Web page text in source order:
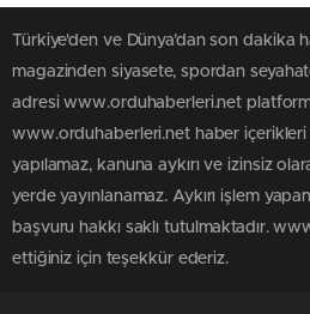
Türkiye'den ve Dünya’dan son dakika
magazinden siyasete, spordan
adresi www.orduhaberleri.net
www.orduhaberleri.net haber içerikleri
yapılamaz, kanuna aykırı ve izinsiz
yerde yayınlanamaz. Aykırı işlem
başvuru hakkı saklı tutulmaktadır.
ettiğiniz için teşekkür ederiz.